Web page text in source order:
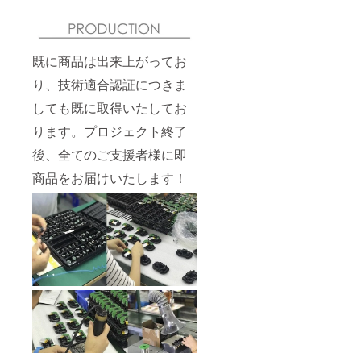
既に商品は出来上がってお
り、技術適合認証につきま
しても既に取得いたしてお
ります。プロジェクト終了
後、全てのご支援者様に即
商品をお届けいたします！